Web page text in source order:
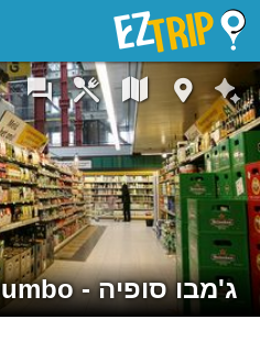
ג'מבו סופיה - Jumbo
EZTrip